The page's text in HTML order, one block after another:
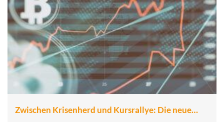
Zwischen Krisenherd und Kursrallye: Die neue…